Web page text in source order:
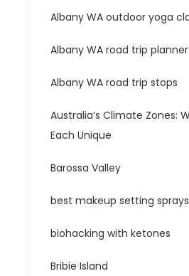
Albany WA outdoor yoga
Albany WA road trip planner
Albany WA road trip stops
Australia’s Climate Zones:
Each Unique
Barossa Valley
best makeup setting sprays
biohacking with ketones
Bribie Island